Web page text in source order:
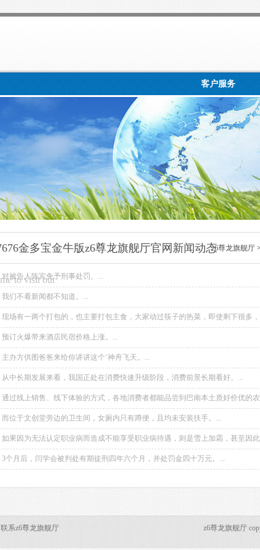
客户服务
z6尊龙旗舰厅>
金多宝金牛版z6尊龙旗舰厅官网新闻动态
to visit our
对被告人陈宾免予刑事处罚。...
我们不看新闻都不知道。...
现场有一两个打包的，也主要打包主食，大家动过筷子的热菜，即使剩下很多
这样浪费了。...
预订火爆带来酒店民宿价格上涨。...
主办方供图爸爸来给你讲讲这个‘神舟飞天。...
从中长期发展来看，我国正处在消费快速升级阶段，消费前景长期看好。...
通过线上销售、线下体验的方式，各地消费者都能品尝到巴南本土质好价优的
而位于文创堂旁边的卫生间，女厕内只有蹲便，且均未安装扶手。...
如果因为无法认定职业病而造成不能享受职业病待遇，则是雪上加霜，甚至因
定、不和谐因素。...
3个月后，闫学会被判处有期徒刑四年六个月，并处罚金四十万元。...
联系z6尊龙旗舰厅 z6尊龙旗舰厅